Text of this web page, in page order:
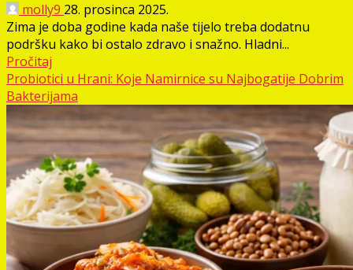
molly9 28. prosinca 2025.
Zima je doba godine kada naše tijelo treba dodatnu
podršku kako bi ostalo zdravo i snažno. Hladni...
Pročitaj
Probiotici u Hrani: Koje Namirnice su Najbogatije Dobrim
Bakterijama